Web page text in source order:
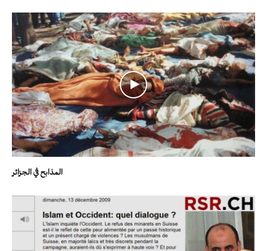
المذابح في الجزائر